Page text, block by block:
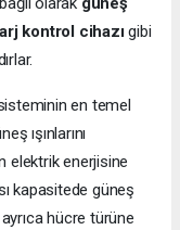
kontrol cihazıgibi
en temel
ışınlarını
elektrik enerjisine
kapasitede güneş
hücre türüne